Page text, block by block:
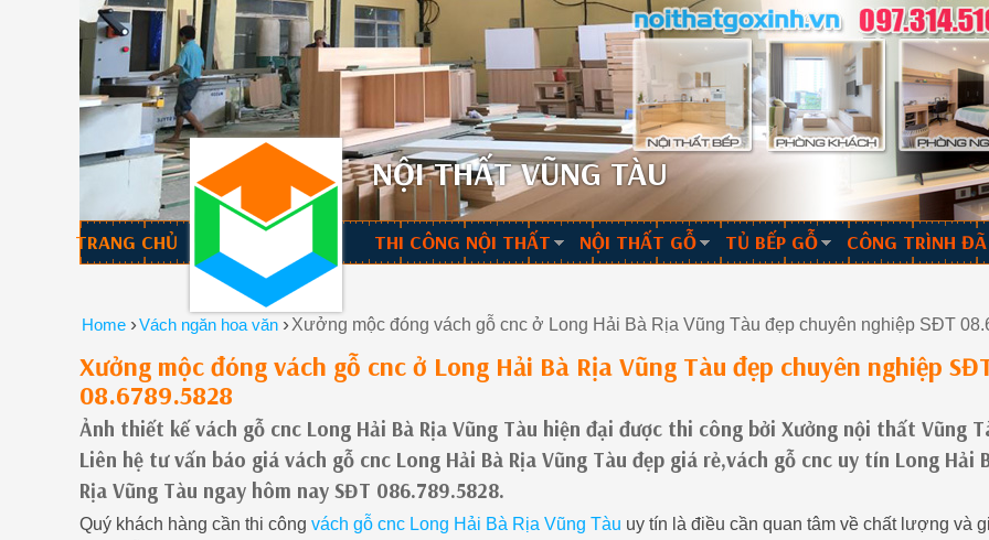
NỘI THẤT VŨNG TÀU
TRANG CHỦ THI CÔNG NỘI THẤT NỘI THẤT GỖ TỦ BẾP GỖ CÔNG TRÌNH
Home ›Vách ngăn hoa văn ›Xưởng mộc đóng vách gỗ cnc ở Long Hải Bà Rịa Vũng Tàu đẹp chuyên nghiệp SĐT
Xưởng mộc đóng vách gỗ cnc ở Long Hải Bà Rịa Vũng Tàu đẹp chuyên nghiệp
08.6789.5828
Ảnh thiết kế vách gỗ cnc Long Hải Bà Rịa Vũng Tàu hiện đại được thi công bởi Xưởng nội thất Vũng
Liên hệ tư vấn báo giá vách gỗ cnc Long Hải Bà Rịa Vũng Tàu đẹp giá rẻ,vách gỗ cnc uy tín Long Hải
Rịa Vũng Tàu ngay hôm nay SĐT 086.789.5828.
Quý khách hàng cần thi công vách gỗ cnc Long Hải Bà Rịa Vũng Tàu uy tín là điều cần quan tâm về chất lượng và